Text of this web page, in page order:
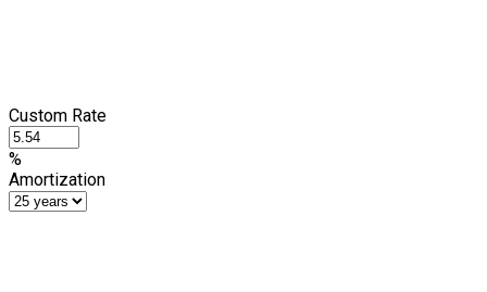
Custom Rate
%
Amortization